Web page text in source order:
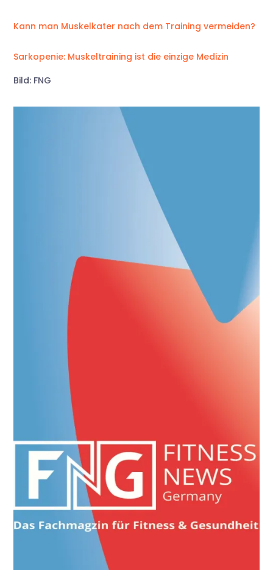
Kann man Muskelkater nach dem Training vermeiden?
Sarkopenie: Muskeltraining ist die einzige Medizin
Bild: FNG